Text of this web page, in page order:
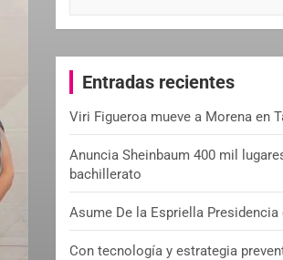
c
Entradas recientes
Viri Figueroa mueve a Morena en
Anuncia Sheinbaum 400 mil
bachillerato
Asume De la Espriella
Con tecnología y estrategia